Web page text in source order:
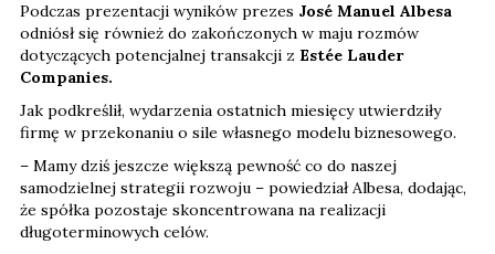
Podczas prezentacji wyników prezes José Manuel Albesa
odniósł się również do zakończonych w maju rozmów
dotyczących potencjalnej transakcji z Estée Lauder
Companies.
Jak podkreślił, wydarzenia ostatnich miesięcy utwierdziły
firmę w przekonaniu o sile własnego modelu biznesowego.
– Mamy dziś jeszcze większą pewność co do naszej
samodzielnej strategii rozwoju – powiedział Albesa, dodając,
że spółka pozostaje skoncentrowana na realizacji
długoterminowych celów.